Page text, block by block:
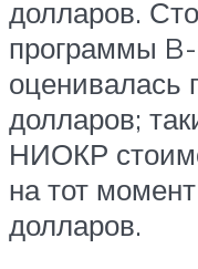
долларов.
программы
оценивалась
долларов;
НИОКР
на тот
долларов.